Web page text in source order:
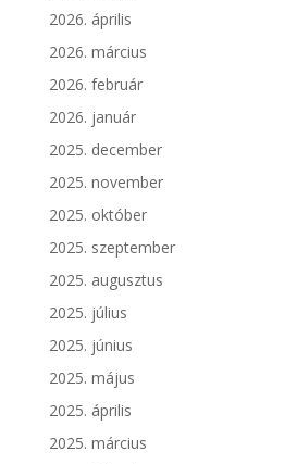
2026. április
2026. március
2026. február
2026. január
2025. december
2025. november
2025. október
2025. szeptember
2025. augusztus
2025. július
2025. június
2025. május
2025. április
2025. március